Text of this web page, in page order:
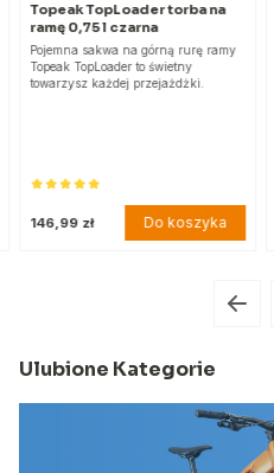
Topeak TopLoader torba na
ramę 0,75 l czarna
Pojemna sakwa na górną rurę ramy
Topeak TopLoader to świetny
towarzysz każdej przejażdżki.
146,99 zł Do koszyka
Ulubione Kategorie